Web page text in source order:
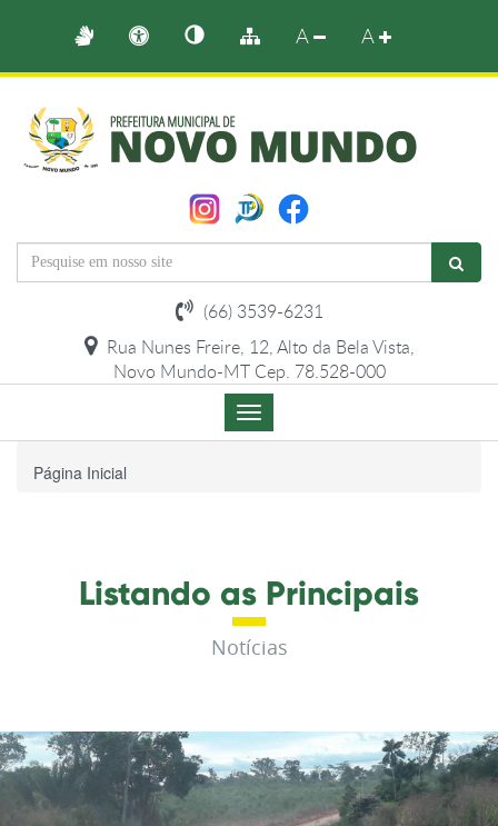
A A
(66) 3539-6231
Rua Nunes Freire, 12, Alto da Bela Vista,
Novo Mundo-MT Cep. 78.528-000
Menu
de
Página Inicial
Listando as Principais
Notícias